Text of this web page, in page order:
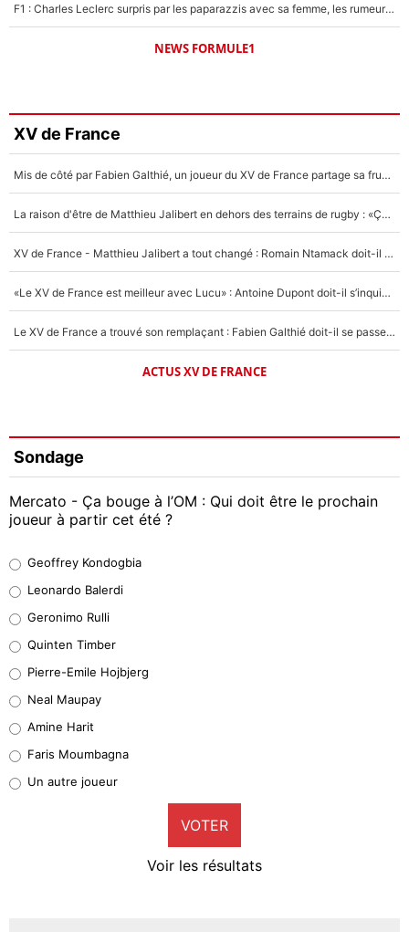
F1 : Charles Leclerc surpris par les paparazzis avec sa femme, les rumeurs étaient vraies !
NEWS FORMULE1
XV de France
Mis de côté par Fabien Galthié, un joueur du XV de France partage sa frustration : «ils ne me l’ont pas dit tout de suite»
La raison d'être de Matthieu Jalibert en dehors des terrains de rugby : «Ça m'atteint autant que si tu touches à un membre de ma famille»
XV de France - Matthieu Jalibert a tout changé : Romain Ntamack doit-il s’inquiéter pour sa place à un an de la Coupe du monde ?
«Le XV de France est meilleur avec Lucu» : Antoine Dupont doit-il s’inquiéter pour sa place ?
Le XV de France a trouvé son remplaçant : Fabien Galthié doit-il se passer d'Antoine Dupont ?
ACTUS XV DE FRANCE
Sondage
Mercato - Ça bouge à l’OM : Qui doit être le prochain
joueur à partir cet été ?
38%
32%
5%
1%
9%
Geoffrey Kondogbia
Leonardo Balerdi
Geronimo Rulli
Quinten Timber
Pierre-Emile Hojbjerg
Neal Maupay
Amine Harit
Faris Moumbagna
Un autre joueur
VOTER
Voir les résultats